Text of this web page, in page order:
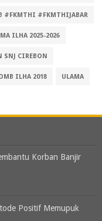
#FKMTHI #FKMTHIJABAR
ILHA 2025-2026
SNJ CIREBON
ILHA 2018 ULAMA
Korban Banjir
Positif Memupuk